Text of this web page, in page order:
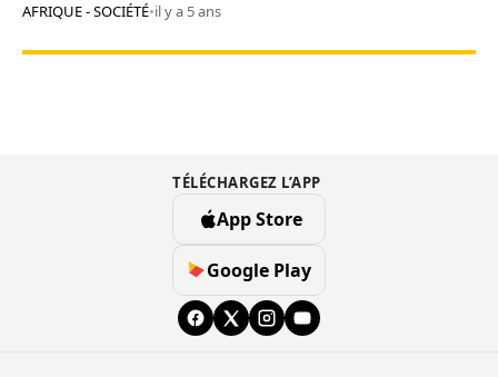
AFRIQUE - SOCIÉTÉ•il y a 5 ans
TÉLÉCHARGEZ L’APP
App Store
Google Play